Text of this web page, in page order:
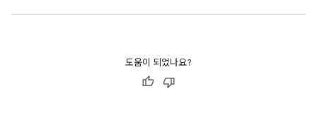
도움이 되었나요?